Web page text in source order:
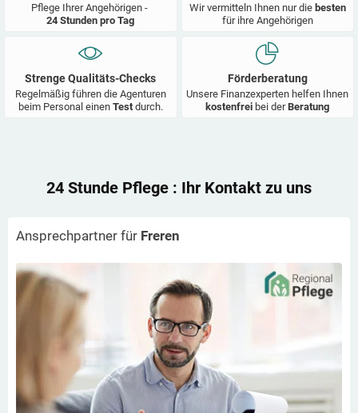
Pflege Ihrer Angehörigen -
24 Stunden pro Tag
Wir vermitteln Ihnen nur die besten
für ihre Angehörigen
Strenge Qualitäts-Checks
Regelmäßig führen die Agenturen
beim Personal einen Test durch.
Förderberatung
Unsere Finanzexperten helfen Ihnen
kostenfrei bei derBeratung
24 Stunde Pflege : Ihr Kontakt zu uns
Ansprechpartner für Freren